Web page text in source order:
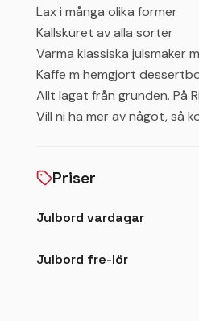
Lax i många olika former
Kallskuret av alla sorter
Varma klassiska julsmaker
Kaffe m hemgjort
Allt lagat från grunden. På
Vill ni ha mer av något, så
Priser
Julbord vardagar
Julbord fre-lör